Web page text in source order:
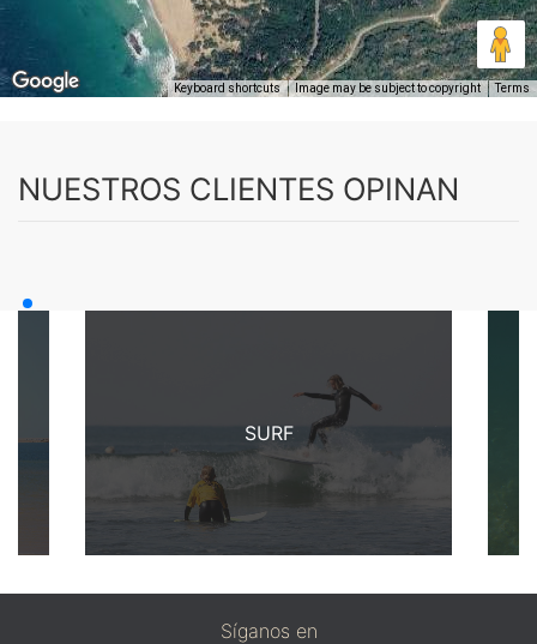
Keyboard shortcuts Image may be subject to copyright Terms
NUESTROS CLIENTES OPINAN
SURF
Síganos en